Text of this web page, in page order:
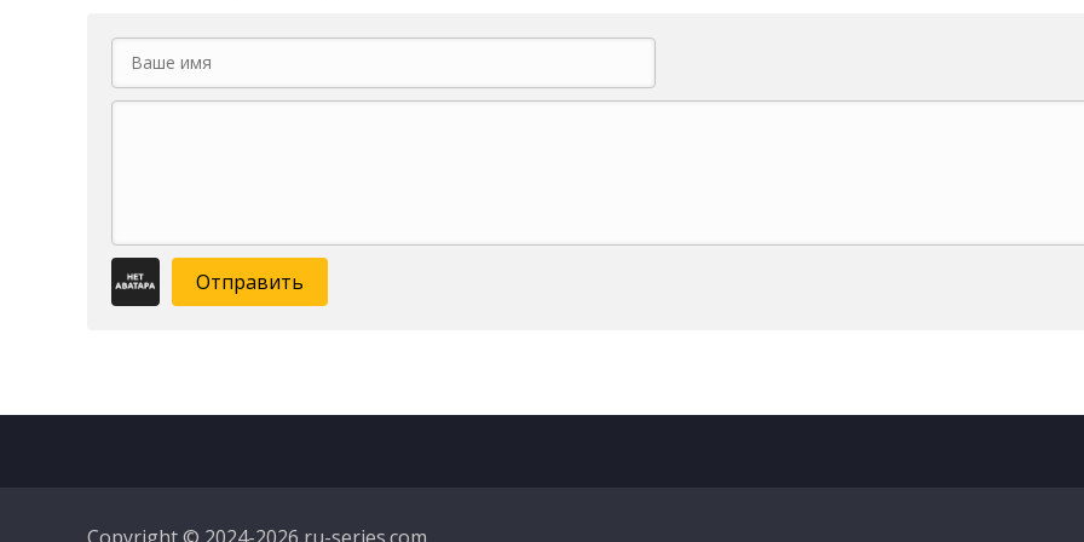
Отправить